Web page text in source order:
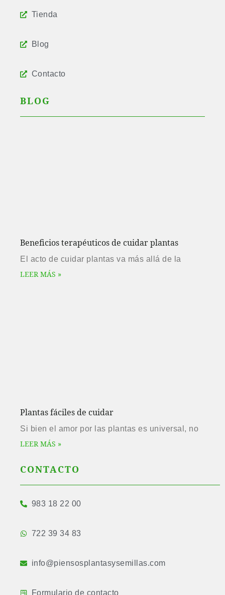
Tienda
Blog
Contacto
BLOG
Beneficios terapéuticos de cuidar plantas
El acto de cuidar plantas va más allá de la
LEER MÁS »
Plantas fáciles de cuidar
Si bien el amor por las plantas es universal, no
LEER MÁS »
CONTACTO
983 18 22 00
722 39 34 83
info@piensosplantasysemillas.com
Formulario de contacto